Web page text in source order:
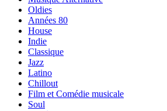
Oldies
Années 80
House
Indie
Classique
Jazz
Latino
Chillout
Film et Comédie musicale
Soul